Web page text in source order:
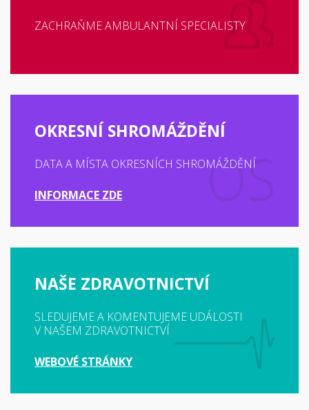
ZACHRAŇME AMBULANTNÍ SPECIALISTY
OKRESNÍ SHROMÁŽDĚNÍ
DATA A MÍSTA OKRESNÍCH SHROMÁŽDĚNÍ
INFORMACE ZDE
NAŠE ZDRAVOTNICTVÍ
SLEDUJEME A KOMENTUJEME UDÁLOSTI
V NAŠEM ZDRAVOTNICTVÍ
WEBOVÉ STRÁNKY